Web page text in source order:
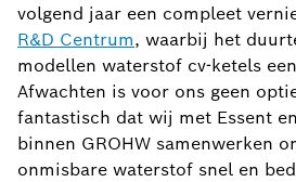
volgend jaar een compleet
R&D Centrum, waarbij het
modellen waterstof cv-ketels
Afwachten is voor ons geen
fantastisch dat wij met Essent
binnen GROHW samenwerken
onmisbare waterstof snel en